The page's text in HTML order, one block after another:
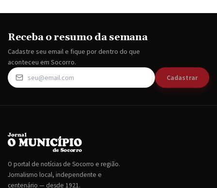
Receba o resumo da semana
Cadastre seu email e fique por dentro do que
aconteceu em Socorro.
Cadastrar
O portal de notícias de Socorro e região.
Jornalismo local, independente e
centenário — desde 1921.